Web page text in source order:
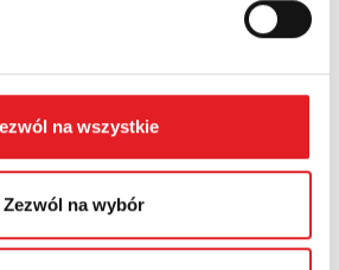
na wszystkie
Zezwól na wybór
processing of my personal data by
in thePrivacy Policy*
*